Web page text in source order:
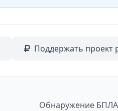
Поддержать проект